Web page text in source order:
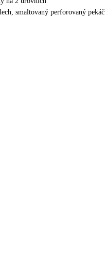
smaltovaný perforovaný pekáč